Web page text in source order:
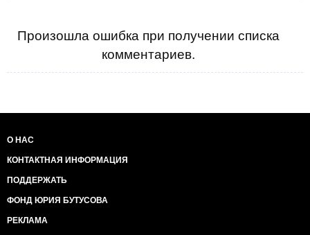
Произошла ошибка при получении списка
комментариев.
О НАС
КОНТАКТНАЯ ИНФОРМАЦИЯ
ПОДДЕРЖАТЬ
ФОНД ЮРИЯ БУТУСОВА
РЕКЛАМА